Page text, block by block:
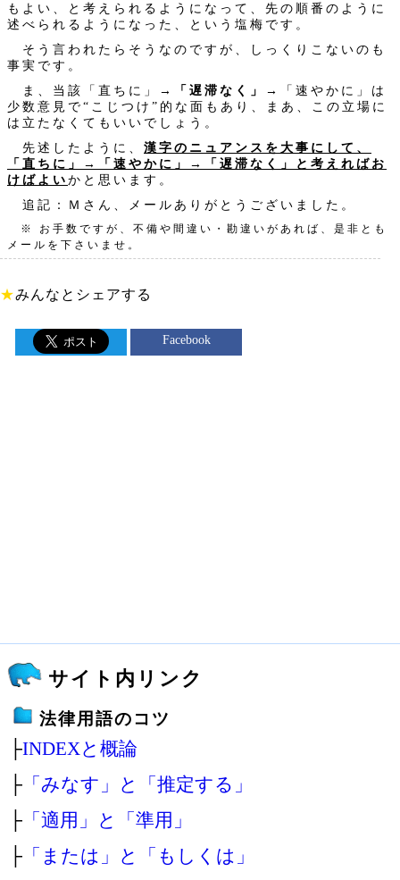
もよい、と考えられるようになって、先の順番のように
述べられるようになった、という塩梅です。
そう言われたらそうなのですが、しっくりこないのも
事実です。
ま、当該「直ちに」→
「遅滞なく」
→「速やかに」は
少数意見で“こじつけ”的な面もあり、まあ、この立場に
は立たなくてもいいでしょう。
先述したように、 漢字のニュアンスを大事にして、
「直ちに」→「速やかに」→「遅滞なく」と考えればお
けばよいかと思います。
追記：Ｍさん、メールありがとうございました。
※ お手数ですが、不備や間違い・勘違いがあれば、是非とも
メールを下さいませ。
★みんなとシェアする
Facebook
サイト内リンク
法律用語のコツ
├INDEXと概論
├ 「みなす」と「推定する」
├ 「適用」と「準用」
├ 「または」と「もしくは」